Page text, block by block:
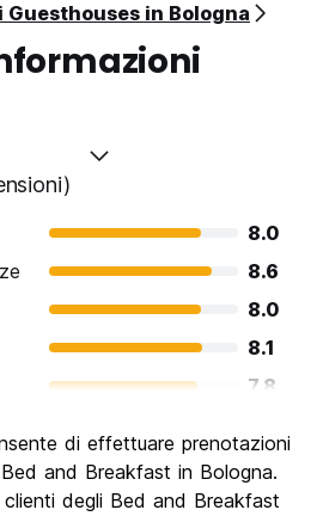
in Bologna
8.0
8.6
8.0
8.1
7.8
8.8
7.8
di effettuare prenotazioni
and Breakfast in Bologna.
degli Bed and Breakfast